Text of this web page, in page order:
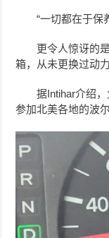
“一切都在于保
更令人惊讶的
箱，从未更换过动力
据Intihar介绍
参加北美各地的波